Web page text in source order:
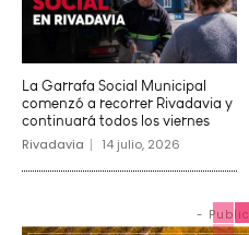
La Garrafa Social Municipal
comenzó a recorrer Rivadavia y
continuará todos los viernes
Rivadavia 14 julio, 2026
-